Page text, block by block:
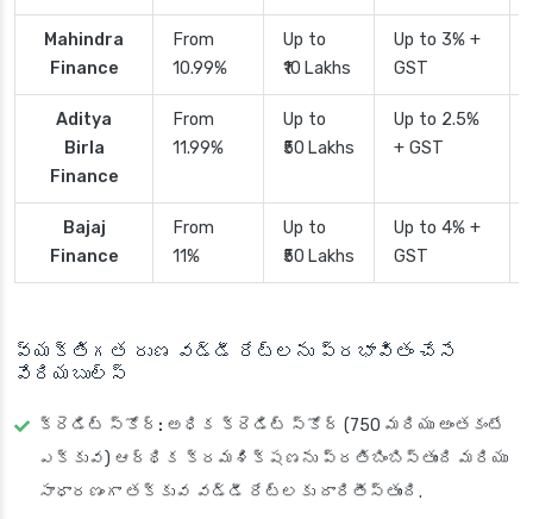
Mahindra
Finance
From
10.99%
Up to
₹10 Lakhs
Up to 3% +
GST
Aditya
Birla
Finance
From
11.99%
Up to
₹50 Lakhs
Up to 2.5%
+ GST
Bajaj
Finance
From
11%
Up to
₹50 Lakhs
Up to 4% +
GST
వ్యక్తిగత రుణ వడ్డీ రేట్లను ప్రభావితం చేసే
వేరియబుల్స్
క్రెడిట్ స్కోర్: అధిక క్రెడిట్ స్కోర్ (750 మరియు అంతకంటే
ఎక్కువ) ఆర్థిక క్రమశిక్షణను ప్రతిబింబిస్తుంది మరియు
సాధారణంగా తక్కువ వడ్డీ రేట్లకు దారితీస్తుంది.